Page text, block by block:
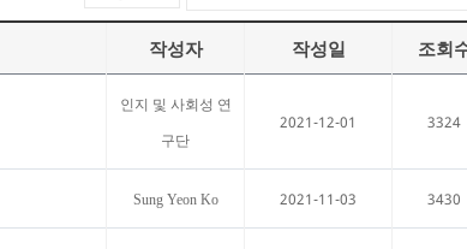
작성자 작성일 조회
인지 및 사회성 연
구단
2021-12-01 3324
Sung Yeon Ko 2021-11-03 3430